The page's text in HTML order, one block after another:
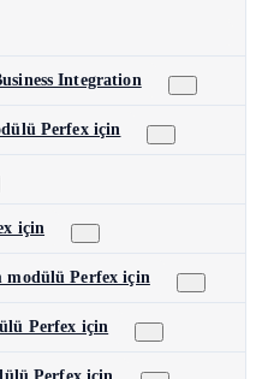
Integration
Perfex için
için
modülü Perfex için
Perfex için